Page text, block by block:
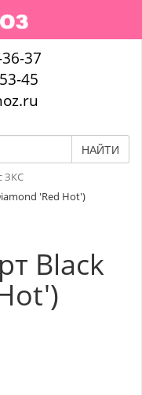
37
45
НАЙТИ
ЗКС
'Red Hot')
Black